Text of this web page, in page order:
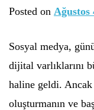
Posted on Ağustos
Sosyal medya,
dijital varlıklarını
haline geldi.
oluşturmanın ve